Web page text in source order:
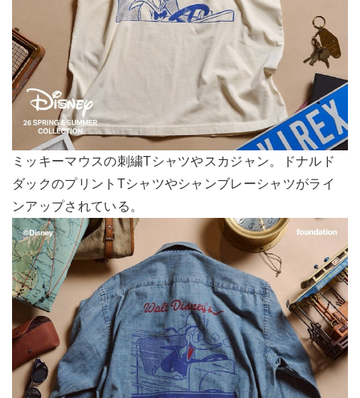
ミッキーマウスの刺繍Tシャツやスカジャン。ドナルド
ダックのプリントTシャツやシャンブレーシャツがライ
ンアップされている。